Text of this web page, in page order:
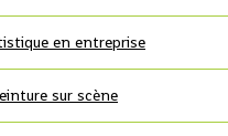
en entreprise
sur scène